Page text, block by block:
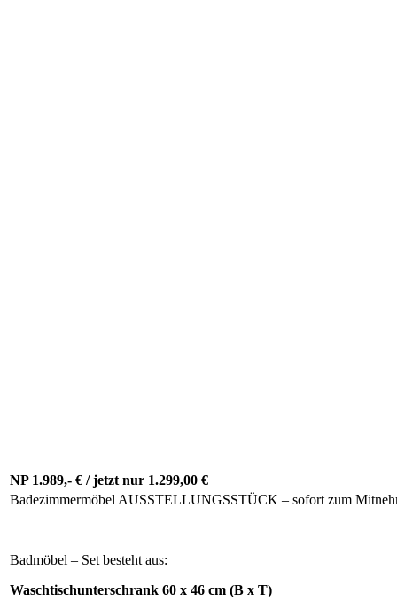
NP 1.989,- € / jetzt nur 1.299,00 €
Badezimmermöbel AUSSTELLUNGSSTÜCK – sofort zum
Badmöbel – Set besteht aus:
Waschtischunterschrank 60 x 46 cm (B x T)